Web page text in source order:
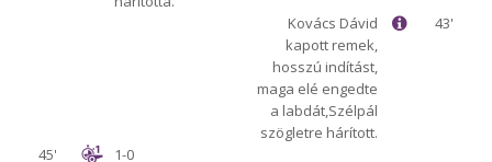
43'
Kovács Dávid
kapott remek,
hosszú indítást,
maga elé engedte
a labdát,Szélpál
szögletre hárított.
45'
1-0